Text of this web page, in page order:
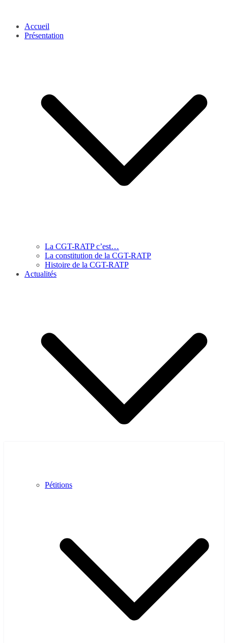
Accueil
Présentation
La CGT-RATP c’est…
La constitution de la CGT-RATP
Histoire de la CGT-RATP
Actualités
Pétitions